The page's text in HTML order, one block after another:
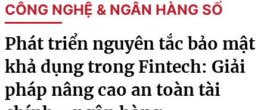
CÔNG NGHỆ & NGÂN HÀNG SỐ
Phát triển nguyên tắc bảo mật
khả dụng trong Fintech: Giải
pháp nâng cao an toàn tài